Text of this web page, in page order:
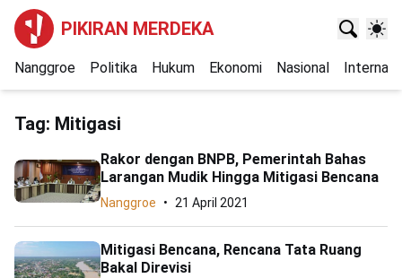
PIKIRAN MERDEKA
Nanggroe Politika Hukum Ekonomi Nasional
Tag: Mitigasi
Rakor dengan BNPB, Pemerintah Bahas
Larangan Mudik Hingga Mitigasi Bencana
Nanggroe 21 April 2021
Mitigasi Bencana, Rencana Tata Ruang
Bakal Direvisi